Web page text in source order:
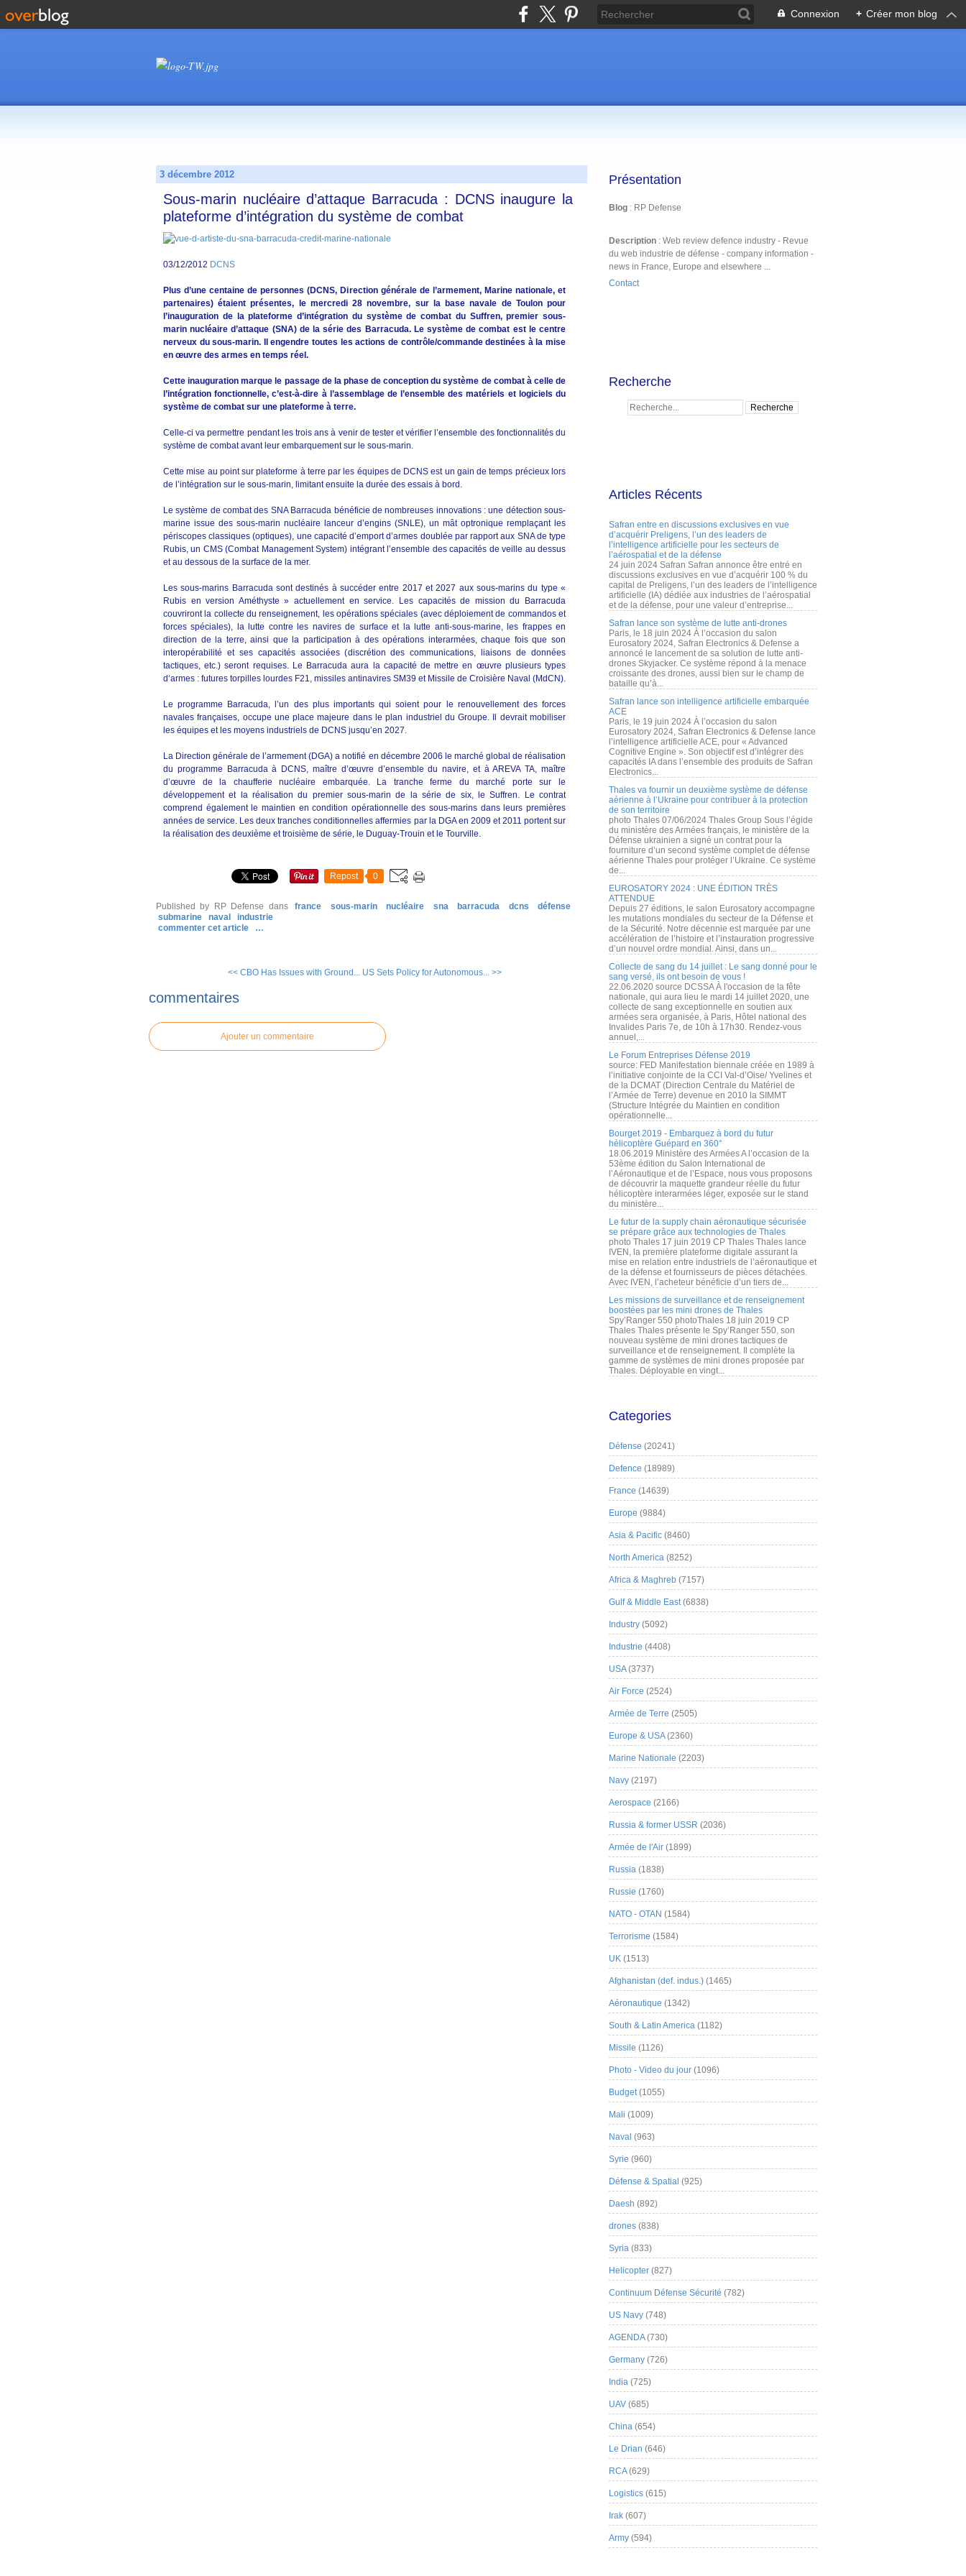
Connexion + Créer mon blog
3 décembre 2012
Sous-marin nucléaire d’attaque Barracuda : DCNS inaugure la
plateforme d’intégration du système de combat
03/12/2012 DCNS
Plus d’une centaine de personnes (DCNS, Direction générale de l’armement, Marine nationale, et
partenaires) étaient présentes, le mercredi 28 novembre, sur la base navale de Toulon pour
l’inauguration de la plateforme d’intégration du système de combat du Suffren, premier sous-
marin nucléaire d’attaque (SNA) de la série des Barracuda. Le système de combat est le centre
nerveux du sous-marin. Il engendre toutes les actions de contrôle/commande destinées à la mise
en œuvre des armes en temps réel.
Cette inauguration marque le passage de la phase de conception du système de combat à celle de
l’intégration fonctionnelle, c’est-à-dire à l’assemblage de l’ensemble des matériels et logiciels du
système de combat sur une plateforme à terre.
Celle-ci va permettre pendant les trois ans à venir de tester et vérifier l’ensemble des fonctionnalités du
système de combat avant leur embarquement sur le sous-marin.
Cette mise au point sur plateforme à terre par les équipes de DCNS est un gain de temps précieux lors
de l’intégration sur le sous-marin, limitant ensuite la durée des essais à bord.
Le système de combat des SNA Barracuda bénéficie de nombreuses innovations : une détection sous-
marine issue des sous-marin nucléaire lanceur d’engins (SNLE), un mât optronique remplaçant les
périscopes classiques (optiques), une capacité d’emport d’armes doublée par rapport aux SNA de type
Rubis, un CMS (Combat Management System) intégrant l’ensemble des capacités de veille au dessus
et au dessous de la surface de la mer.
Les sous-marins Barracuda sont destinés à succéder entre 2017 et 2027 aux sous-marins du type «
Rubis en version Améthyste » actuellement en service. Les capacités de mission du Barracuda
couvriront la collecte du renseignement, les opérations spéciales (avec déploiement de commandos et
forces spéciales), la lutte contre les navires de surface et la lutte anti-sous-marine, les frappes en
direction de la terre, ainsi que la participation à des opérations interarmées, chaque fois que son
interopérabilité et ses capacités associées (discrétion des communications, liaisons de données
tactiques, etc.) seront requises. Le Barracuda aura la capacité de mettre en œuvre plusieurs types
d‘armes : futures torpilles lourdes F21, missiles antinavires SM39 et Missile de Croisière Naval (MdCN).
Le programme Barracuda, l’un des plus importants qui soient pour le renouvellement des forces
navales françaises, occupe une place majeure dans le plan industriel du Groupe. Il devrait mobiliser
les équipes et les moyens industriels de DCNS jusqu’en 2027.
La Direction générale de l’armement (DGA) a notifié en décembre 2006 le marché global de réalisation
du programme Barracuda à DCNS, maître d’œuvre d’ensemble du navire, et à AREVA TA, maître
d’œuvre de la chaufferie nucléaire embarquée. La tranche ferme du marché porte sur le
développement et la réalisation du premier sous-marin de la série de six, le Suffren. Le contrat
comprend également le maintien en condition opérationnelle des sous-marins dans leurs premières
années de service. Les deux tranches conditionnelles affermies par la DGA en 2009 et 2011 portent sur
la réalisation des deuxième et troisième de série, le Duguay-Trouin et le Tourville.
Repost 0
Published by RP Defense dans france sous-marin nucléaire sna barracuda dcns
défense
submarine
naval
industrie
commenter cet article
…
<< CBO Has Issues with Ground... US Sets Policy for Autonomous... >>
commentaires
Ajouter un commentaire
Présentation
Blog : RP Defense
Description : Web review defence industry - Revue
du web industrie de défense - company information -
news in France, Europe and elsewhere ...
Contact
Recherche
Articles Récents
Safran entre en discussions exclusives en vue
d’acquérir Preligens, l’un des leaders de
l’intelligence artificielle pour les secteurs de
l’aérospatial et de la défense
24 juin 2024 Safran Safran annonce être entré en
discussions exclusives en vue d’acquérir 100 % du
capital de Preligens, l’un des leaders de l’intelligence
artificielle (IA) dédiée aux industries de l’aérospatial
et de la défense, pour une valeur d’entreprise...
Safran lance son système de lutte anti-drones
Paris, le 18 juin 2024 À l’occasion du salon
Eurosatory 2024, Safran Electronics & Defense a
annoncé le lancement de sa solution de lutte anti-
drones Skyjacker. Ce système répond à la menace
croissante des drones, aussi bien sur le champ de
bataille qu’à...
Safran lance son intelligence artificielle embarquée
ACE
Paris, le 19 juin 2024 À l’occasion du salon
Eurosatory 2024, Safran Electronics & Defense lance
l’intelligence artificielle ACE, pour « Advanced
Cognitive Engine ». Son objectif est d’intégrer des
capacités IA dans l’ensemble des produits de Safran
Electronics...
Thales va fournir un deuxième système de défense
aérienne à l’Ukraine pour contribuer à la protection
de son territoire
photo Thales 07/06/2024 Thales Group Sous l’égide
du ministère des Armées français, le ministère de la
Défense ukrainien a signé un contrat pour la
fourniture d’un second système complet de défense
aérienne Thales pour protéger l’Ukraine. Ce système
de...
EUROSATORY 2024 : UNE ÉDITION TRÈS
ATTENDUE
Depuis 27 éditions, le salon Eurosatory accompagne
les mutations mondiales du secteur de la Défense et
de la Sécurité. Notre décennie est marquée par une
accélération de l’histoire et l’instauration progressive
d’un nouvel ordre mondial. Ainsi, dans un...
Collecte de sang du 14 juillet : Le sang donné pour le
sang versé, ils ont besoin de vous !
22.06.2020 source DCSSA À l'occasion de la fête
nationale, qui aura lieu le mardi 14 juillet 2020, une
collecte de sang exceptionnelle en soutien aux
armées sera organisée, à Paris, Hôtel national des
Invalides Paris 7e, de 10h à 17h30. Rendez-vous
annuel,...
Le Forum Entreprises Défense 2019
source: FED Manifestation biennale créée en 1989 à
l’initiative conjointe de la CCI Val-d’Oise/ Yvelines et
de la DCMAT (Direction Centrale du Matériel de
l’Armée de Terre) devenue en 2010 la SIMMT
(Structure Intégrée du Maintien en condition
opérationnelle...
Bourget 2019 - Embarquez à bord du futur
hélicoptère Guépard en 360°
18.06.2019 Ministère des Armées A l’occasion de la
53ème édition du Salon International de
l’Aéronautique et de l’Espace, nous vous proposons
de découvrir la maquette grandeur réelle du futur
hélicoptère interarmées léger, exposée sur le stand
du ministère...
Le futur de la supply chain aéronautique sécurisée
se prépare grâce aux technologies de Thales
photo Thales 17 juin 2019 CP Thales Thales lance
IVEN, la première plateforme digitale assurant la
mise en relation entre industriels de l’aéronautique et
de la défense et fournisseurs de pièces détachées.
Avec IVEN, l’acheteur bénéficie d’un tiers de...
Les missions de surveillance et de renseignement
boostées par les mini drones de Thales
Spy’Ranger 550 photoThales 18 juin 2019 CP
Thales Thales présente le Spy’Ranger 550, son
nouveau système de mini drones tactiques de
surveillance et de renseignement. Il complète la
gamme de systèmes de mini drones proposée par
Thales. Déployable en vingt...
Categories
Défense (20241)
Defence (18989)
France (14639)
Europe (9884)
Asia & Pacific (8460)
North America (8252)
Africa & Maghreb (7157)
Gulf & Middle East(6838)
Industry (5092)
Industrie (4408)
USA(3737)
Air Force (2524)
Armée de Terre (2505)
Europe & USA(2360)
Marine Nationale (2203)
Navy (2197)
Aerospace (2166)
Russia & former USSR (2036)
Armée de l'Air (1899)
Russia (1838)
Russie (1760)
NATO - OTAN (1584)
Terrorisme (1584)
UK (1513)
Afghanistan (def. indus.) (1465)
Aéronautique (1342)
South & Latin America (1182)
Missile (1126)
Photo - Video du jour (1096)
Budget(1055)
Mali (1009)
Naval (963)
Syrie (960)
Défense & Spatial (925)
Daesh (892)
drones (838)
Syria (833)
Helicopter (827)
Continuum Défense Sécurité (782)
US Navy (748)
AGENDA(730)
Germany (726)
India (725)
UAV (685)
China (654)
Le Drian (646)
RCA(629)
Logistics (615)
Irak (607)
Army (594)